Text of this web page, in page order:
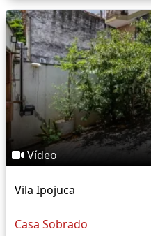
Vídeo
Vila Ipojuca
Casa Sobrado